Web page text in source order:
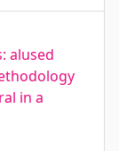
alused
in a